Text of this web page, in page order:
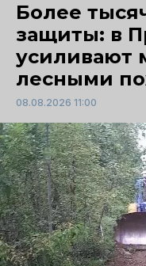
Более
защиты: в
усиливают
лесными
08.08.2026 11:00